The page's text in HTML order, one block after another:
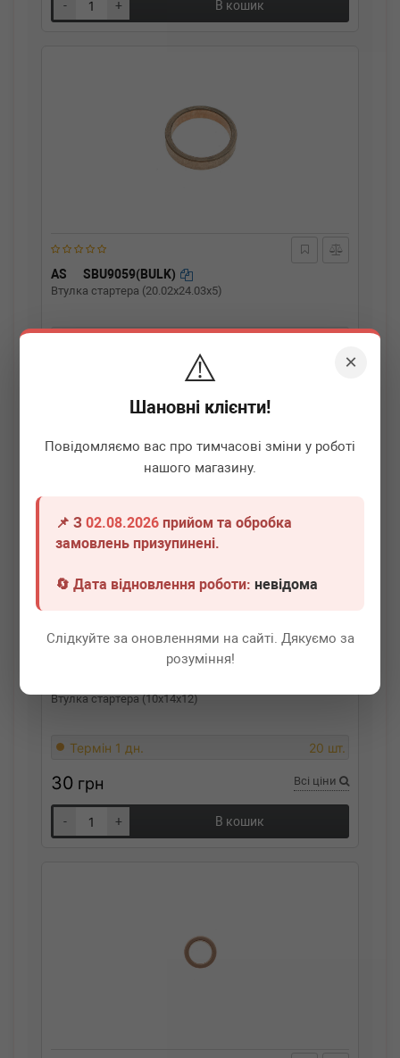
×
⚠️
Шановні клієнти!
Повідомляємо вас про тимчасові зміни у роботі
нашого магазину.
📌 З02.08.2026 прийом та обробка
замовлень призупинені.
🔄 Дата відновлення роботи:невідома
Слідкуйте за оновленнями на сайті. Дякуємо за
розуміння!
- + В кошик
AS SBU9059(BULK)
Втулка стартера (20.02x24.03x5)
В кошик
Втулка стартера (10x14x12)
Термін 1 дн. 20 шт.
30 грн Всі ціни
- + В кошик